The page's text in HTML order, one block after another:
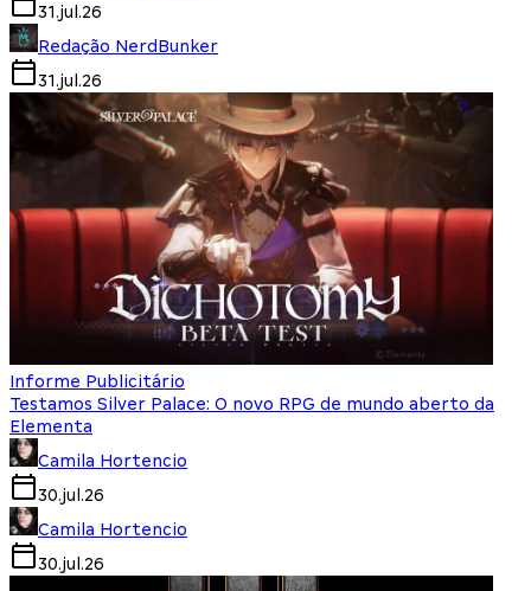
31.jul.26
Redação NerdBunker
31.jul.26
Informe Publicitário
Testamos Silver Palace: O novo RPG de mundo aberto da
Elementa
Camila Hortencio
30.jul.26
Camila Hortencio
30.jul.26